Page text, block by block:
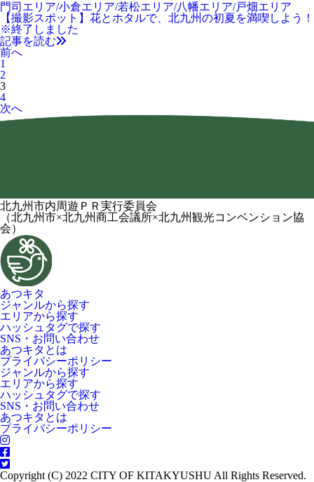
門司エリア/小倉エリア/若松エリア/八幡エリア/戸畑エリア
【撮影スポット】花とホタルで、北九州の初夏を満喫しよう！
※終了しました
記事を読む
前へ
1
2
3
4
次へ
北九州市内周遊ＰＲ実行委員会
（北九州市×北九州商工会議所×北九州観光コンベンション協
会）
あつキタ
ジャンルから探す
エリアから探す
ハッシュタグで探す
SNS・お問い合わせ
あつキタとは
プライバシーポリシー
ジャンルから探す
エリアから探す
ハッシュタグで探す
SNS・お問い合わせ
あつキタとは
プライバシーポリシー
Copyright (C) 2022 CITY OF KITAKYUSHU All Rights Reserved.